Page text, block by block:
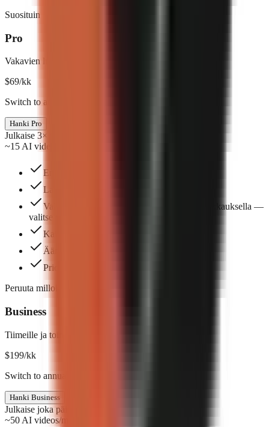
Suosituin
Pro
Vakavien luojien valinta
$69/kk
Switch to annual & save $138
Hanki Pro
Julkaise 3× viikossa
~15 AI videos/mo
Enintään 3 tiimin paikkaa
Lataa ja hallinnoi omia kuvia ja videoita
Valmiit formaatit, jotka voit tehdä yhdellä klikkauksella —
valitse yksi ja aloita.
Kaikki tekstitystyylit
Äänen kloonaus
Priority support and workflow guidance
Peruuta milloin tahansa. Ei sopimuksia.
Business
Tiimeille ja toimistoille
$199/kk
Switch to annual & save $398
Hanki Business
Julkaise joka päivä
~50 AI videos/mo